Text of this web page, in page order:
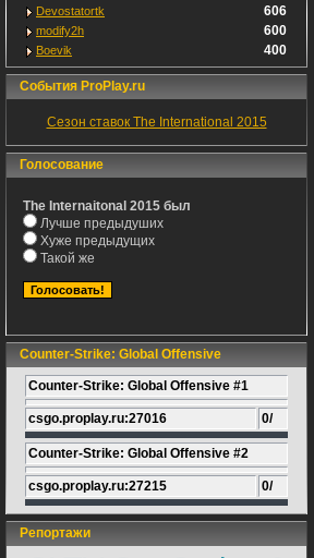
Devostatortk 606
modify2h 600
Boevik 400
События ProPlay.ru
Сезон ставок The International 2015
Голосование
The Internaitonal 2015 был
Лучше предыдуших
Хуже предыдущих
Такой же
Counter-Strike: Global Offensive
Counter-Strike: Global Offensive #1
csgo.proplay.ru:27016 0/
Counter-Strike: Global Offensive #2
csgo.proplay.ru:27215 0/
Репортажи